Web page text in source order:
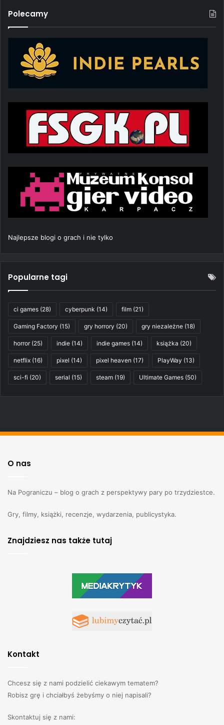
Polecamy
Najlepsze blogi o grach i nie tylko
Popularne tagi
ci games (28) cyberpunk (14) film (21)
Gaming Factory (15) gry horrory (20) gry niezależne (18)
horror(25) indie (14) indie games (14) książka (20)
netflix (16) pixel (14) pixel heaven (17) PlayWay (13)
sci-fi (20) serial (15) steam (19) Ultimate Games (50)
O nas
Na Pograniczu – blog o grach z perspektywy pary po trzydziestce.
Gry, filmy, książki, recenzje, wydarzenia, publicystyka.
Znajdziesz nas także tutaj
Kontakt
Chcesz się z nami podzielić ciekawym tematem?
Robisz grę i chciałbyś żebyśmy o niej napisali?
Skontaktuj się z nami: